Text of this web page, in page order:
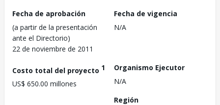
Fecha de aprobación
(a partir de la presentación
ante el Directorio)
22 de noviembre de 2011
Fecha de vigencia
N/A
Costo total del proyecto 1
US$ 650.00 millones
Organismo Ejecutor
N/A
Región